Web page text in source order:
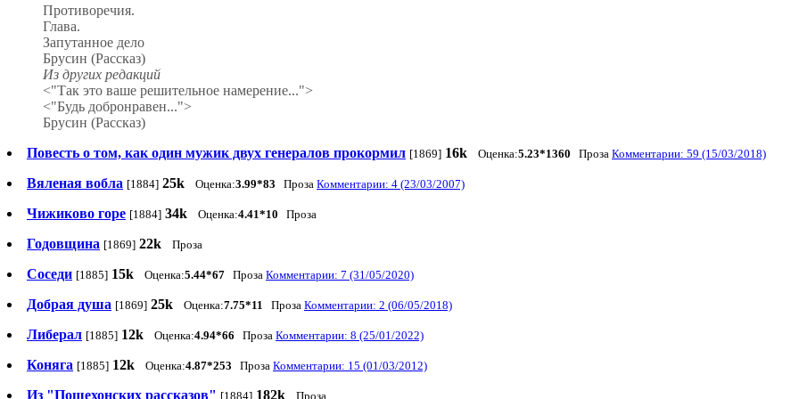
Противоречия.
Глава.
Запутанное дело
Брусин (Рассказ)
Из других редакций
<"Так это ваше решительное намерение...">
<"Будь добронравен...">
Брусин (Рассказ)
Повесть о том, как один мужик двух генералов прокормил [1869] 16k Оценка:5.23*1360 Проза Комментарии: 59 (15/03/2018)
Вяленая вобла [1884] 25k Оценка:3.99*83 Проза Комментарии: 4 (23/03/2007)
Чижиково горе [1884] 34k Оценка:4.41*10 Проза
Годовщина [1869] 22k Проза
Соседи [1885] 15k Оценка:5.44*67 Проза Комментарии: 7 (31/05/2020)
Добрая душа [1869] 25k Оценка:7.75*11 Проза Комментарии: 2 (06/05/2018)
Либерал [1885] 12k Оценка:4.94*66 Проза Комментарии: 8 (25/01/2022)
Коняга [1885] 12k Оценка:4.87*253 Проза Комментарии: 15 (01/03/2012)
Из "Пошехонских рассказов" [1884] 182k Проза